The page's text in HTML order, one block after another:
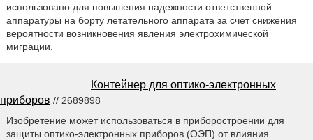
использовано для повышения надежности ответственной
аппаратуры на борту летательного аппарата за счет снижения
вероятности возникновения явления электрохимической
миграции.
Контейнер для оптико-электронных
приборов // 2689898
Изобретение может использоваться в приборостроении для
защиты оптико-электронных приборов (ОЭП) от влияния